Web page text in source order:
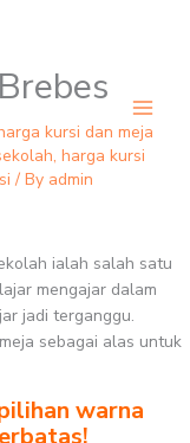
kursi dan meja
, harga kursi
/ By admin
ialah salah satu
mengajar dalam
jadi terganggu.
sebagai alas untuk
warna